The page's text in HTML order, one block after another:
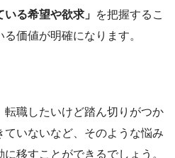
いる希望や欲求」 を把握するこ
価値が明確になります。
転職したいけど踏ん切りがつか
いないなど、そのような悩み
移すことができるでしょう。